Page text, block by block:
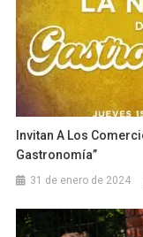
Invitan A Los
Gastronomía”
31 de enero de 2024